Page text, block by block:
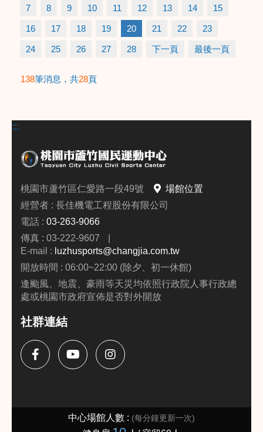
7 8 9 10 11 12 13 14 15
16 17 18 19 20 21 22 23
24 25 26 27 28 下一頁 最後一頁
138筆消息，共28頁
:::
桃園市蘆竹區仁愛路一段49號
場館位置
經營者 : 長佳機電工程股份有限公司
電話 : 03-263-9066
傳真 : 03-222-9607
E-mail : luzhusports@changjia.com.tw
開放時間 : 06:00~22:00 (除夕、初一休館)
逢颱風、地震、豪雨等天災均依照行政院人事行政總
處或桃園市政府宣佈是否對外開放
社群連結